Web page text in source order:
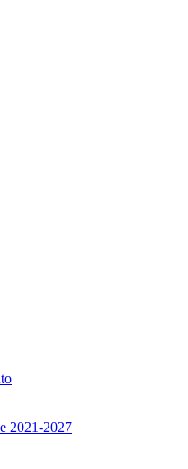
2021-2027